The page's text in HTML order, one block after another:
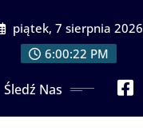
piątek, 7 sierpnia 2026
6:00:23 PM
Śledź Nas